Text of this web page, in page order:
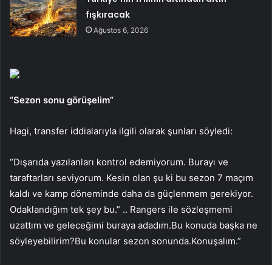
fışkıracak
Ağustos 6, 2026
“Sezon sonu görüşelim”
Hagi, transfer iddialarıyla ilgili olarak şunları söyledi:
“Dışarıda yazılanları kontrol edemiyorum. Burayı ve
taraftarları seviyorum. Kesin olan şu ki bu sezon 7 maçım
kaldı ve kamp döneminde daha da güçlenmem gerekiyor.
Odaklandığım tek şey bu.” .. Rangers ile sözleşmemi
uzattım ve geleceğimi buraya adadım.Bu konuda başka ne
söyleyebilirim?Bu konular sezon sonunda.Konuşalım.”